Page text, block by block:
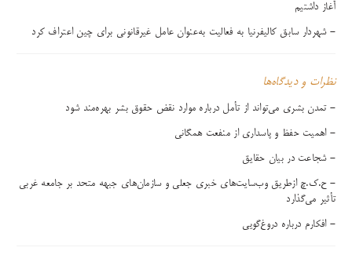
آغاز داشتیم
- شهردار سابق کالیفرنیا به فعالیت به‌عنوان عامل غیرقانونی برای چین اعتراف کرد
نظرات و دیدگاه‌ها
- تمدن بشری می‌تواند از تأمل درباره موارد نقض حقوق بشر بهره‌مند شود
- اهمیت حفظ و پاسداری از منفعت همگانی
- شجاعت در بیان حقایق
- ح.ک.چ ازطریق وب‌سایت‌های خبری جعلی و سازمان‌های جبهه متحد بر جامعه غربی
تأثیر می‌گذارد
- افکارم درباره دروغ‌گویی